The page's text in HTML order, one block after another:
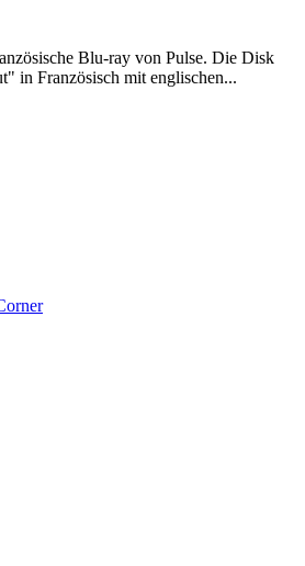
Blu-ray von Pulse. Die Disk
in Französisch mit englischen...